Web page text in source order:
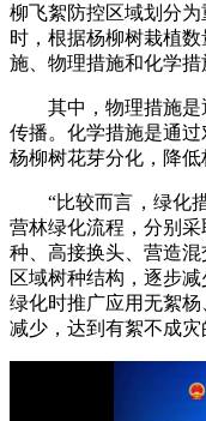
柳飞絮防控区域划分
时，根据杨柳树栽植
施、物理措施和化学措
其中，物理措施是
传播。化学措施是通
杨柳树花芽分化，降低
“比较而言，绿化措
营林绿化流程，分别
种、高接换头、营造
区域树种结构，逐步
绿化时推广应用无絮
减少，达到有絮不成灾